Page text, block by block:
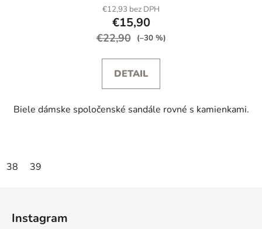
€12,93 bez DPH
€15,90
€22,90 (–30 %)
DETAIL
Biele dámske spoločenské sandále rovné s kamienkami.
38 39
Instagram